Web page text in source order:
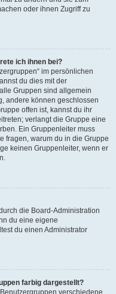
oder ihnen Zugriff zu
ich ihnen bei?
im persönlichen
du dies mit der
Gruppen sind allgemein
andere können geschlossen
offen ist, kannst du ihr
verlangt die Gruppe eine
Ein Gruppenleiter muss
fragen, warum du in die Gruppe
keinen Gruppenleiter, wenn er
die Board-Administration
du eine eigene
du einen Administrator
farbig dargestellt?
verschiedene